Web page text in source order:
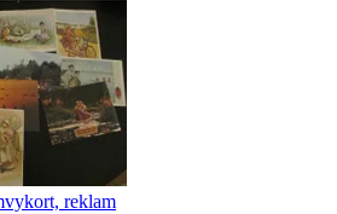
reklam